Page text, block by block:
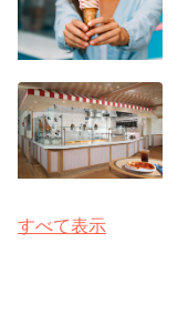
すべて表示